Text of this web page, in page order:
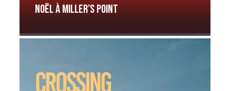
Noël à Miller’s Point